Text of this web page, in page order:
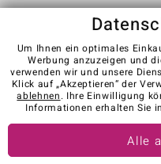
Karriere AGB
Kontakt
Visit our
Um Ihnen ein optimales
Werbung anzuzeigen und
verwenden wir und unsere
Klick auf „Akzeptieren“ der
ablehnen. Ihre Einwilligung
Informationen erhalten Sie
Alle